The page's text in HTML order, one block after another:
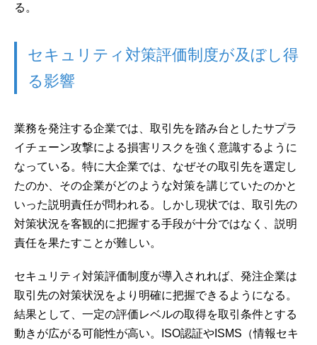
る。
セキュリティ対策評価制度が及ぼし得
る影響
業務を発注する企業では、取引先を踏み台としたサプラ
イチェーン攻撃による損害リスクを強く意識するように
なっている。特に大企業では、なぜその取引先を選定し
たのか、その企業がどのような対策を講じていたのかと
いった説明責任が問われる。しかし現状では、取引先の
対策状況を客観的に把握する手段が十分ではなく、説明
責任を果たすことが難しい。
セキュリティ対策評価制度が導入されれば、発注企業は
取引先の対策状況をより明確に把握できるようになる。
結果として、一定の評価レベルの取得を取引条件とする
動きが広がる可能性が高い。ISO認証やISMS（情報セキ